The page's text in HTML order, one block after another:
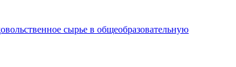
сырье в общеобразовательную